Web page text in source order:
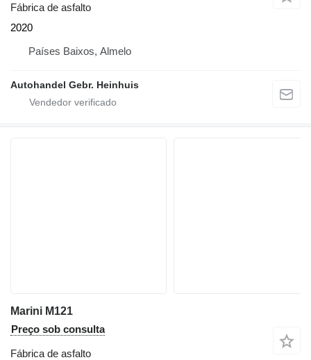
Fábrica de asfalto
2020
Países Baixos, Almelo
Autohandel Gebr. Heinhuis
Marini M121
Preço sob consulta
Fábrica de asfalto